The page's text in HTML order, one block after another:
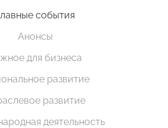
события
Анонсы
для бизнеса
развитие
развитие
деятельность